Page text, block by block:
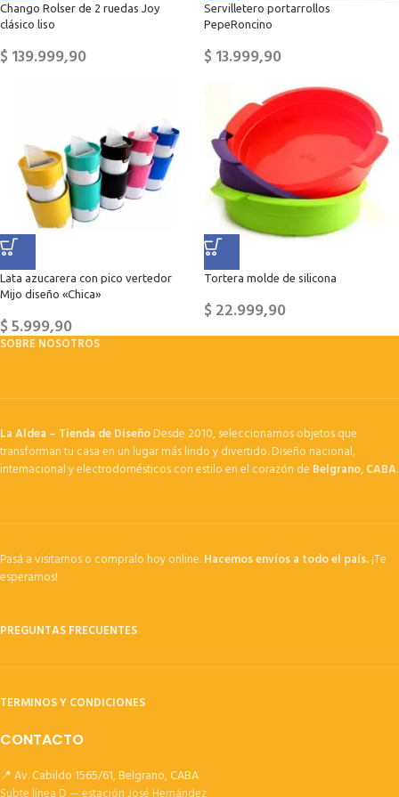
Chango Rolser de 2 ruedas Joy
clásico liso
$139.999,90
Servilletero portarrollos
PepeRoncino
$13.999,90
Lata azucarera con pico vertedor
Mijo diseño «Chica»
$5.999,90
Tortera molde de silicona
$22.999,90
SOBRE NOSOTROS
La Aldea – Tienda de DiseñoDesde 2010, seleccionamos objetos que
transforman tu casa en un lugar más lindo y divertido. Diseño nacional,
internacional y electrodomésticos con estilo en el corazón de Belgrano, CABA.
Pasá a visitarnos o compralo hoy online.Hacemos envíos a todo el país.¡Te
esperamos!
PREGUNTAS FRECUENTES
TERMINOS Y CONDICIONES
CONTACTO
📍 Av. Cabildo 1565/61, Belgrano, CABA